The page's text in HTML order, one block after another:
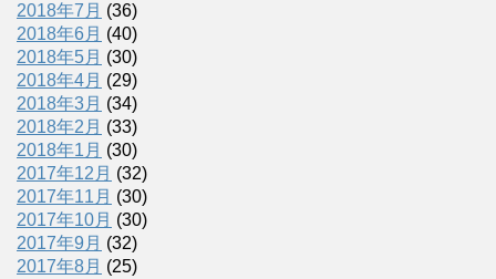
2018年7月 (36)
2018年6月 (40)
2018年5月 (30)
2018年4月 (29)
2018年3月 (34)
2018年2月 (33)
2018年1月 (30)
2017年12月 (32)
2017年11月 (30)
2017年10月 (30)
2017年9月 (32)
2017年8月 (25)